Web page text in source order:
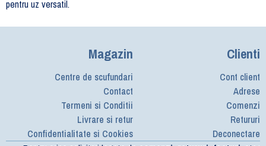
pentru uz versatil.
Magazin
Centre de scufundari
Contact
Termeni si Conditii
Livrare si retur
Confidentialitate si Cookies
Clienti
Cont client
Adrese
Comenzi
Retururi
Deconectare